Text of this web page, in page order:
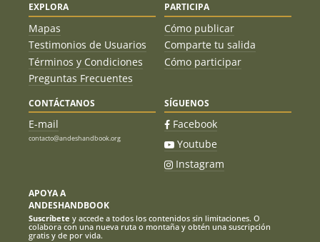
EXPLORA
Mapas
Testimonios de Usuarios
Términos y Condiciones
Preguntas Frecuentes
PARTICIPA
Cómo publicar
Comparte tu salida
Cómo participar
CONTÁCTANOS
E-mail
contacto@andeshandbook.org
SÍGUENOS
Facebook
Youtube
Instagram
APOYA A
ANDESHANDBOOK
Suscríbete y accede a todos los contenidos sin limitaciones. O
colabora con una nueva ruta o montaña y obtén una suscripción
gratis y de por vida.